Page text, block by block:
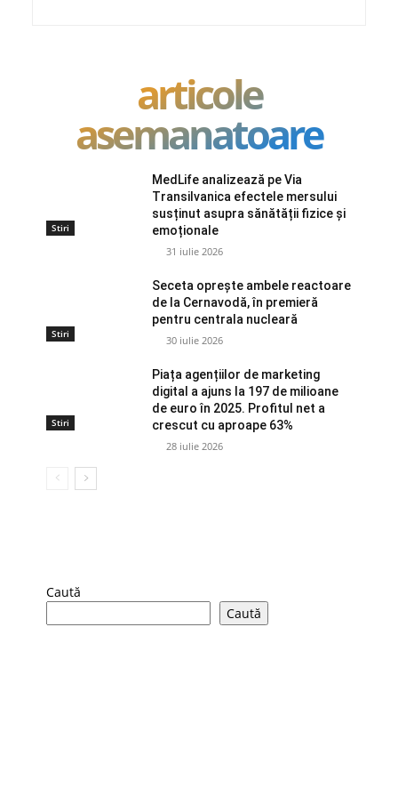
articole
asemanatoare
Stiri
MedLife analizează pe Via
Transilvanica efectele mersului
susținut asupra sănătății fizice și
emoționale
31 iulie 2026
Stiri
Seceta oprește ambele reactoare
de la Cernavodă, în premieră
pentru centrala nucleară
30 iulie 2026
Stiri
Piața agențiilor de marketing
digital a ajuns la 197 de milioane
de euro în 2025. Profitul net a
crescut cu aproape 63%
28 iulie 2026
Caută
Caută